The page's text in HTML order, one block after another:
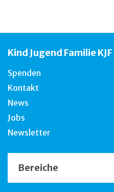
Kind Jugend Familie KJF
Spenden
Kontakt
News
Jobs
Newsletter
Bereiche